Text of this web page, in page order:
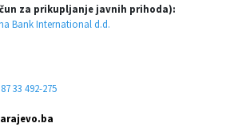
za prikupljanje javnih prihoda):
Bank International d.d.
33 492-275